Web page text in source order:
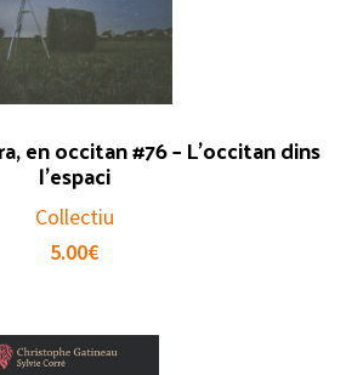
en occitan #76 – L’occitan dins
l’espaci
Collectiu
5.00€